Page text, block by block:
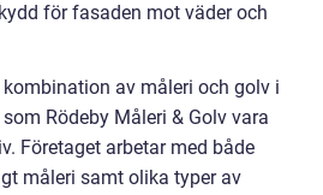
för fasaden mot väder och
kombination av måleri och golv i
Rödeby Måleri & Golv vara
Företaget arbetar med både
måleri samt olika typer av